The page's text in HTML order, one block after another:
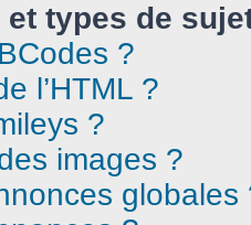
et types de
?
l’HTML ?
?
images ?
globales